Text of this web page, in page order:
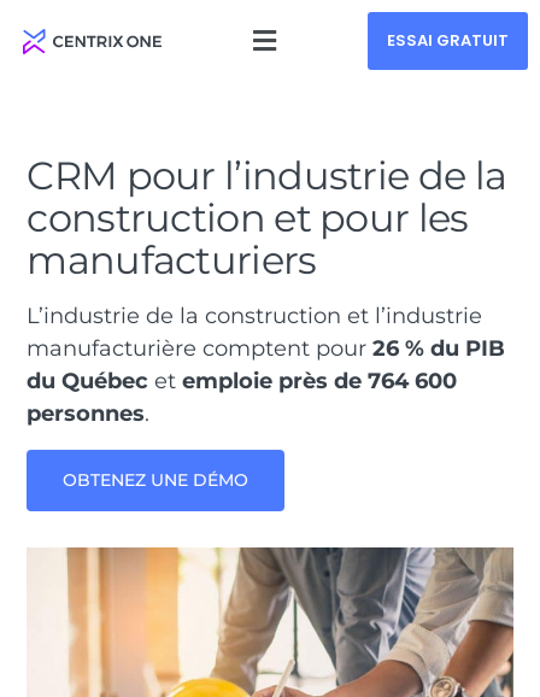
ESSAI GRATUIT
CRM pour l’industrie de la
construction et pour les
manufacturiers
L’industrie de la construction et l’industrie
manufacturière comptent pour26 % du PIB
du Québec etemploie près de 764 600
personnes.
OBTENEZ UNE DÉMO